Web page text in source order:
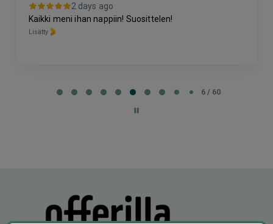
2 days ago
Kaikki meni ihan nappiin! Suosittelen!
Lisätty
6 / 60